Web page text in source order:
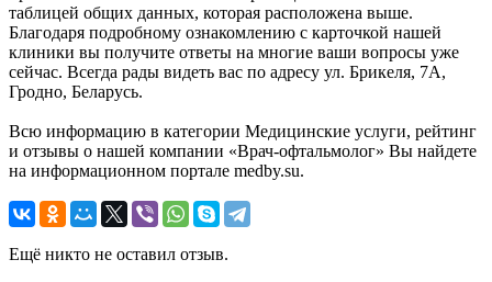
таблицей общих данных, которая расположена выше.
Благодаря подробному ознакомлению с карточкой нашей
клиники вы получите ответы на многие ваши вопросы уже
сейчас. Всегда рады видеть вас по адресу ул. Брикеля, 7А,
Гродно, Беларусь.
Всю информацию в категории Медицинские услуги, рейтинг
и отзывы о нашей компании «Врач-офтальмолог» Вы найдете
на информационном портале medby.su.
Ещё никто не оставил отзыв.